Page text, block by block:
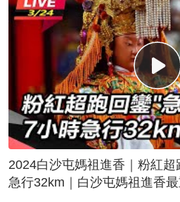
2024白沙屯媽祖進香｜粉紅
急行32km｜白沙屯媽祖進香